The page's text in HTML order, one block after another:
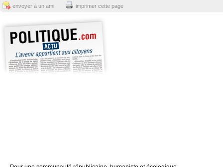
envoyer à un ami imprimer cette page